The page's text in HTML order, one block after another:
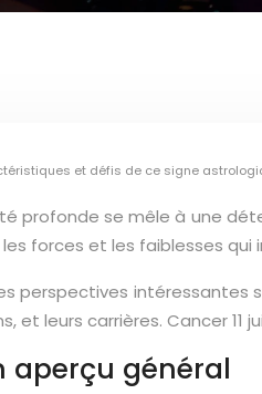
et défis de ce signe
profonde se mêle à une
forces et les faiblesses
perspectives intéressantes
et leurs carrières. Cancer
aperçu général